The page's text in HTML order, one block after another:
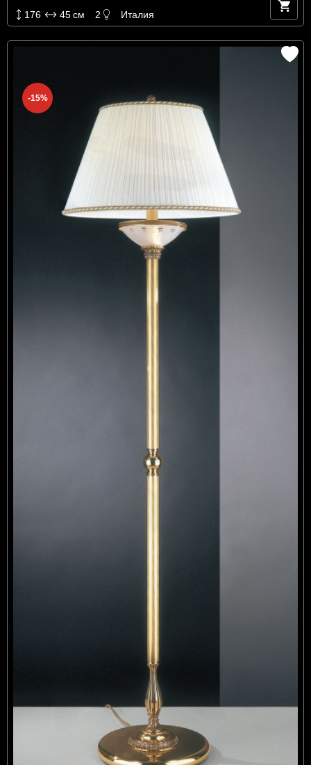
176 45см 2 Италия
-15%